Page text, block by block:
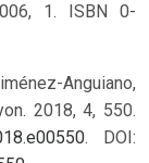
1. ISBN 0-
Anguiano,
2018, 4, 550.
.
DOI: